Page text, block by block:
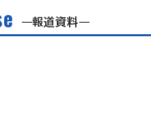
報道資料